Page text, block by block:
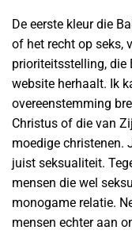
De eerste kleur die
of het recht op seks,
prioriteitsstelling, die
website herhaalt. Ik
overeenstemming
Christus of die van
moedige christenen.
juist seksualiteit.
mensen die wel
monogame relatie.
mensen echter aan